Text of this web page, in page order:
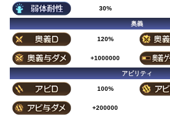
30%
奥義
120%
+1000000
アビリティ
100%
+200000